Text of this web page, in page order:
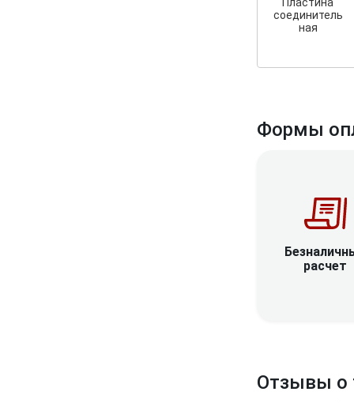
соединитель
ная
Формы
расчет
Отзывы о